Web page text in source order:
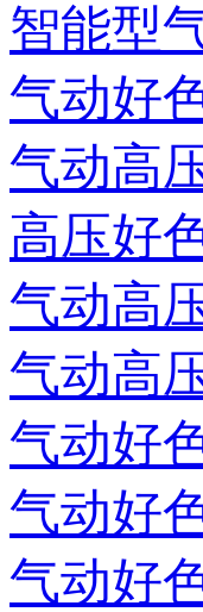
智能型
气动好
气动高
高压好
气动高
气动高
气动好
气动好
气动好